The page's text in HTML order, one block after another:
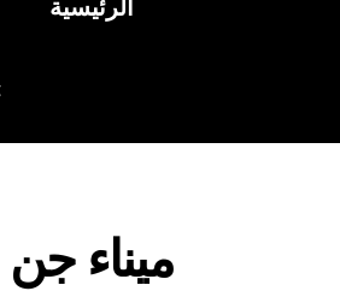
الرئيسية
ميناء جن